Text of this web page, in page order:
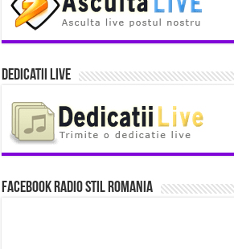
Dedicatii Live
Facebook Radio Stil Romania